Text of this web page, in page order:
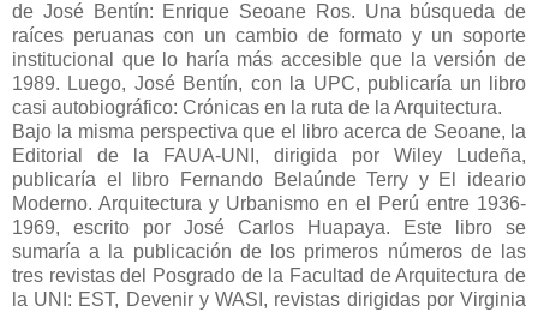
de José Bentín: Enrique Seoane Ros. Una búsqueda de
raíces peruanas con un cambio de formato y un soporte
institucional que lo haría más accesible que la versión de
1989. Luego, José Bentín, con la UPC, publicaría un libro
casi autobiográfico: Crónicas en la ruta de la Arquitectura.
Bajo la misma perspectiva que el libro acerca de Seoane, la
Editorial de la FAUA-UNI, dirigida por Wiley Ludeña,
publicaría el libro Fernando Belaúnde Terry y El ideario
Moderno. Arquitectura y Urbanismo en el Perú entre 1936-
1969, escrito por José Carlos Huapaya. Este libro se
sumaría a la publicación de los primeros números de las
tres revistas del Posgrado de la Facultad de Arquitectura de
la UNI: EST, Devenir y WASI, revistas dirigidas por Virginia